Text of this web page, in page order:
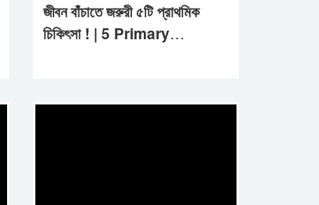
জীবন বাঁচাতে জরুরী ৫টি প্রাথমিক
চিকিৎসা ! | 5 Primary